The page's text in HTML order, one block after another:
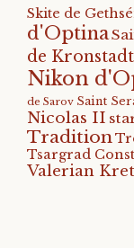
Skite de
d'Optina
de Kronstadt
Nikon
de Sarov Saint
Nicolas II
Tradition
Tsargrad
Valerian